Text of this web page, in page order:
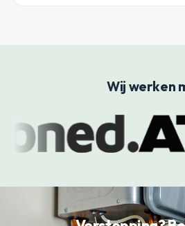
Wij werken